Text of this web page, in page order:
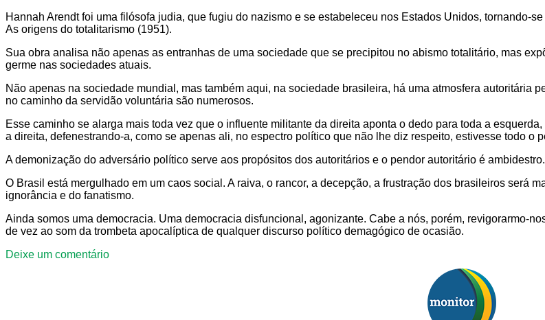
Hannah Arendt foi uma filósofa judia, que fugiu do nazismo e se estabeleceu nos Estados Unidos, tornando-
As origens do totalitarismo (1951).
Sua obra analisa não apenas as entranhas de uma sociedade que se precipitou no abismo totalitário, mas
germe nas sociedades atuais.
Não apenas na sociedade mundial, mas também aqui, na sociedade brasileira, há uma atmosfera autoritária
no caminho da servidão voluntária são numerosos.
Esse caminho se alarga mais toda vez que o influente militante da direita aponta o dedo para toda a
a direita, defenestrando-a, como se apenas ali, no espectro político que não lhe diz respeito, estivesse todo o
A demonização do adversário político serve aos propósitos dos autoritários e o pendor autoritário é ambidestro.
O Brasil está mergulhado em um caos social. A raiva, o rancor, a decepção, a frustração dos brasileiros será
ignorância e do fanatismo.
Ainda somos uma democracia. Uma democracia disfuncional, agonizante. Cabe a nós, porém, revigorarmo-
de vez ao som da trombeta apocalíptica de qualquer discurso político demagógico de ocasião.
Deixe um comentário